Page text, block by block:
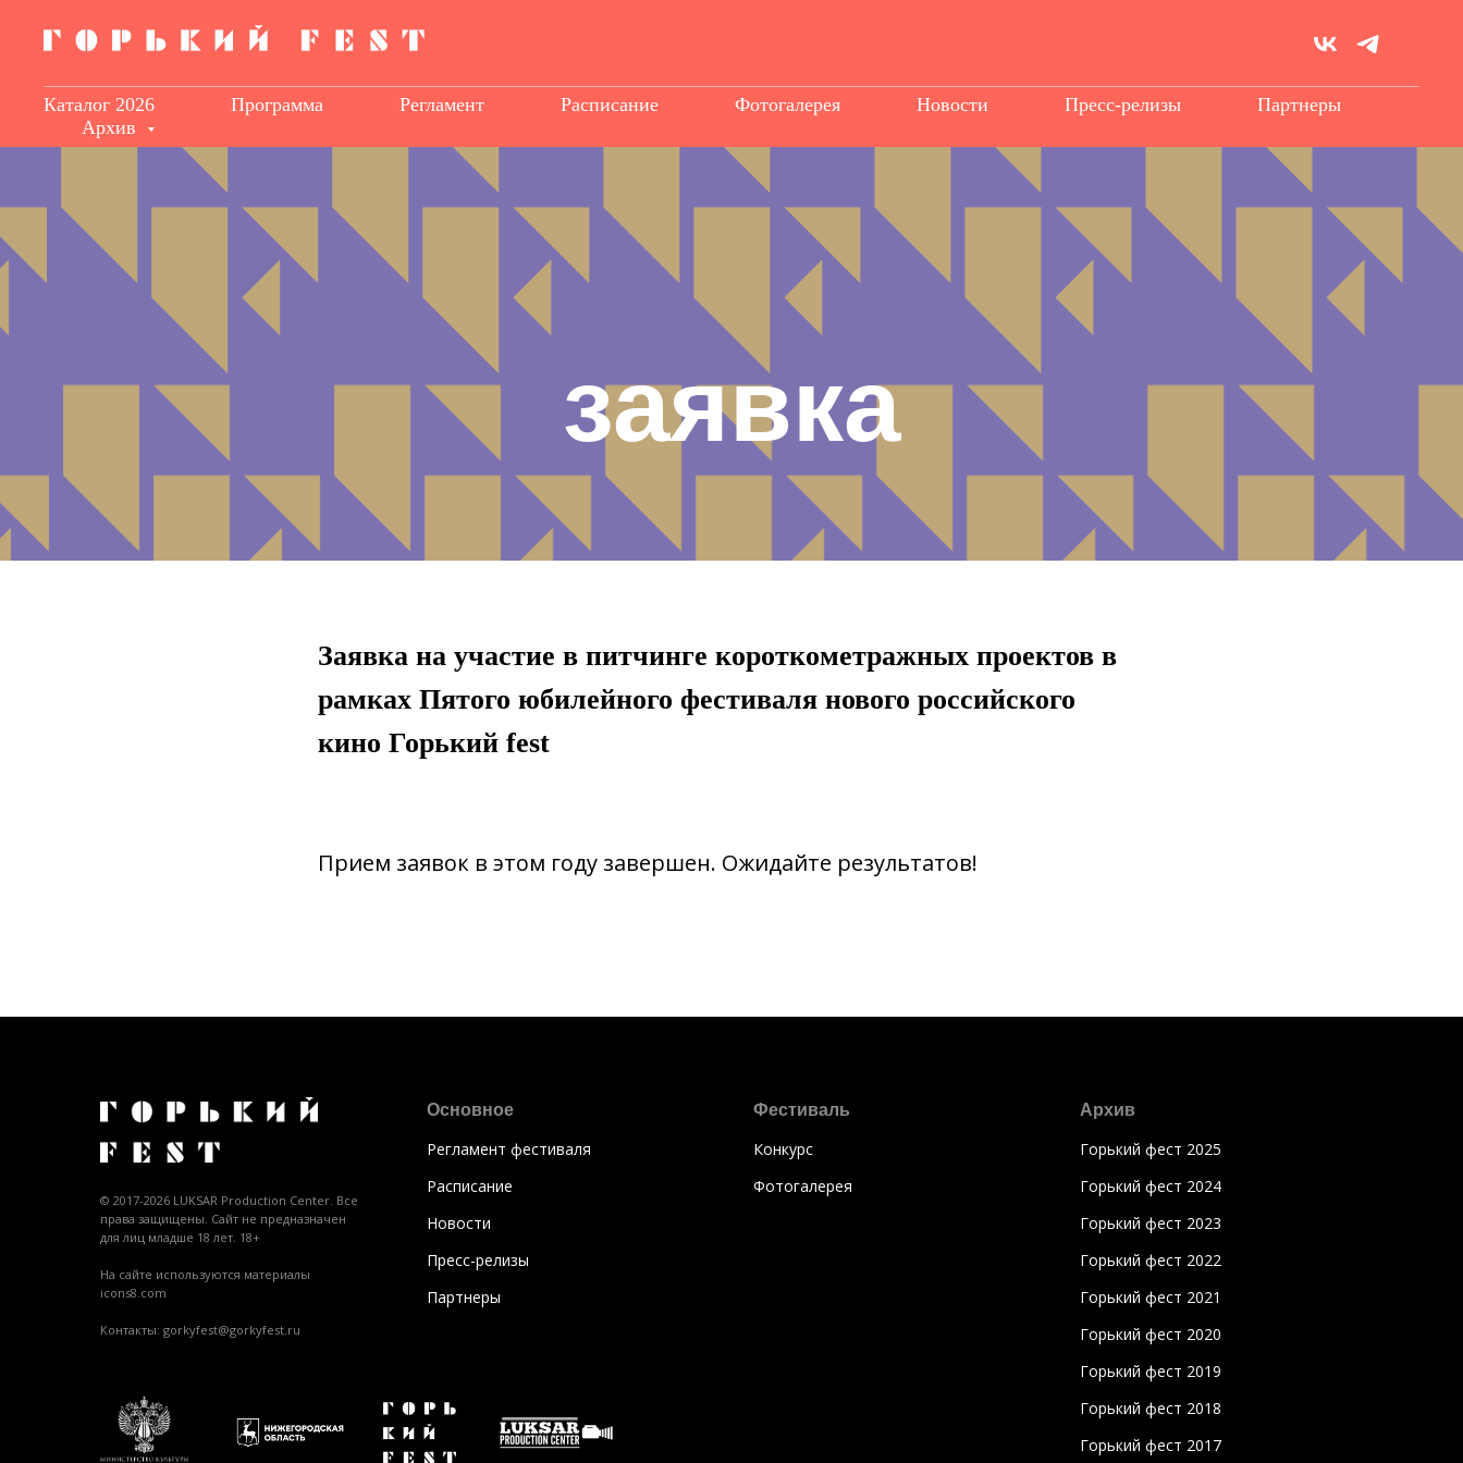
Каталог 2026 Программа Регламент Расписание Фотогалерея Новости Пресс-релизы
Партнеры
Архив
заявка
Заявка на участие в питчинге короткометражных проектов в
рамках Пятого юбилейного фестиваля нового российского
кино Горький fest
Прием заявок в этом году завершен. Ожидайте результатов!
© 2017-2026 LUKSAR Production Center. Все
права защищены. Сайт не предназначен
для лиц младше 18 лет. 18+
На сайте используются материалы
icons8.com
Контакты: gorkyfest@gorkyfest.ru
Основное
Регламент фестиваля
Расписание
Фестиваль
Конкурс
Фотогалерея
Новости
Пресс-релизы
Партнеры
Архив
Горький фест 2025
Горький фест 2024
Горький фест 2023
Горький фест 2022
Горький фест 2021
Горький фест 2020
Горький фест 2019
Горький фест 2018
Горький фест 2017